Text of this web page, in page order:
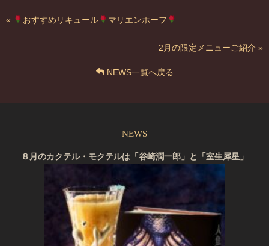
« おすすめリキュール マリエンホーフ
2月の限定メニューご紹介 »
NEWS一覧へ戻る
NEWS
８月のカクテル・モクテルは「谷崎潤一郎」と「室生犀星」